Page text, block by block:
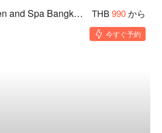
Kaizen Private Onsen and Spa Bangkok (Phrom phong) THB990から
今すぐ予約